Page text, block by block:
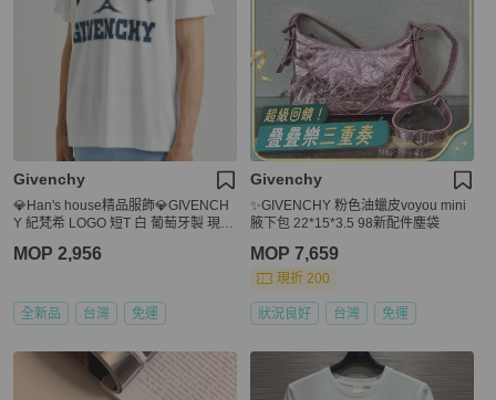
Givenchy
💎Han's house精品服飾💎GIVENCH
Y 紀梵希 LOGO 短T 白 葡萄牙製 現貨
MOP 2,956
全新品 台灣 免運
Givenchy
✨GIVENCHY 粉色油蠟皮voyou mini
腋下包 22*15*3.5 98新配件塵袋
MOP 7,659
現折 200
狀況良好 台灣 免運